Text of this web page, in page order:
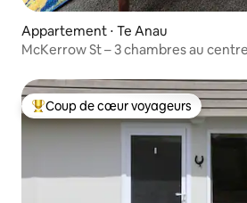
Appartement ⋅ Te Anau
McKerrow St – 3 chambres au
Coups de cœur voyageurs les plus
Coup de cœur voyageurs